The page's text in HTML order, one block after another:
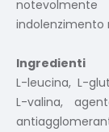
indolenzimento
Ingredienti
L-leucina, L-
L-valina,